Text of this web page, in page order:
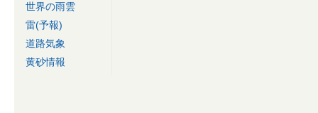
世界の雨雲
雷(予報)
道路気象
黄砂情報